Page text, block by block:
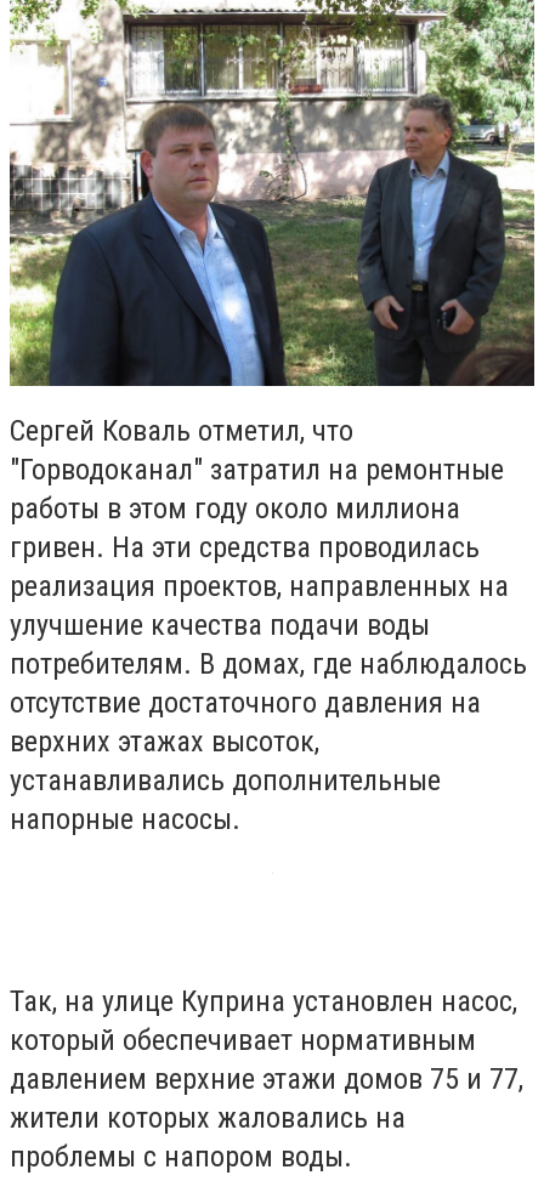
Сергей Коваль отметил, что
"Горводоканал" затратил на ремонтные
работы в этом году около миллиона
гривен. На эти средства проводилась
реализация проектов, направленных на
улучшение качества подачи воды
потребителям. В домах, где наблюдалось
отсутствие достаточного давления на
верхних этажах высоток,
устанавливались дополнительные
напорные насосы.
Так, на улице Куприна установлен насос,
который обеспечивает нормативным
давлением верхние этажи домов 75 и 77,
жители которых жаловались на
проблемы с напором воды.